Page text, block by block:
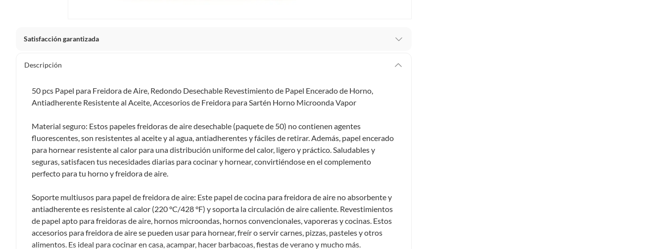
Satisfacción garantizada
Debe estar en perfecto estado, con todas sus etiquetas, sellos intactos y sin uso, tal como te lo entregamos. Ten
Productos que, por su naturaleza, no puedan ser devueltos, puedan deteriorarse o caducar con rapidez.
De uso personal.
En sodimac.cl te damos30 días desde que recibes el producto. Debe estar en perfecto estado, con todas sus
etiquetas y sin uso, tal como te lo entregamos.
Productos digitales que se entregan a través de una descarga electrónica, por ejemplo, cupones de experiencia o
programas para el computador.
Productos que han sido informados como imperfectos, usados, reparados, abiertos, de segunda selección,
remanufacturados o con alguna deficiencia, que sean comprados en esa condición a un precio reducido.
Alimentos, bebidas, medicamentos, suplementos alimenticios, vitaminas, entre otros análogos.
Pinturas de un color a solicitud.
Descripción
50 pcs Papel para Freidora de Aire, Redondo Desechable Revestimiento de Papel Encerado de Horno,
Antiadherente Resistente al Aceite, Accesorios de Freidora para Sartén Horno Microonda Vapor
Material seguro: Estos papeles freidoras de aire desechable (paquete de 50) no contienen agentes
fluorescentes, son resistentes al aceite y al agua, antiadherentes y fáciles de retirar. Además, papel encerado
para hornear resistente al calor para una distribución uniforme del calor, ligero y práctico. Saludables y
seguras, satisfacen tus necesidades diarias para cocinar y hornear, convirtiéndose en el complemento
perfecto para tu horno y freidora de aire.
Soporte multiusos para papel de freidora de aire: Este papel de cocina para freidora de aire no absorbente y
antiadherente es resistente al calor (220 °C/428 °F) y soporta la circulación de aire caliente. Revestimientos
de papel apto para freidoras de aire, hornos microondas, hornos convencionales, vaporeras y cocinas. Estos
accesorios para freidora de aire se pueden usar para hornear, freír o servir carnes, pizzas, pasteles y otros
alimentos. Es ideal para cocinar en casa, acampar, hacer barbacoas, fiestas de verano y mucho más.